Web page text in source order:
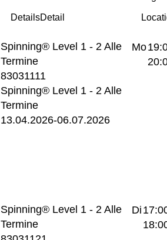
DetailsDetail
Spinning® Level 1 - 2 Alle
Termine
83031111
Spinning® Level 1 - 2 Alle
Termine
13.04.2026-06.07.2026
Mo
Spinning® Level 1 - 2 Alle
Termine
Di